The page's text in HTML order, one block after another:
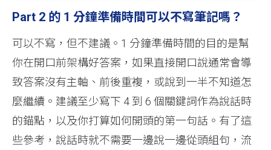
Part 2 的 1 分鐘準備時間可以不寫筆記嗎？
可以不寫，但不建議。1 分鐘準備時間的目的是幫
你在開口前架構好答案，如果直接開口說通常會導
致答案沒有主軸、前後重複，或說到一半不知道怎
麼繼續。建議至少寫下 4 到 6 個關鍵詞作為說話時
的錨點，以及你打算如何開頭的第一句話。有了這
些參考，說話時就不需要一邊說一邊從頭組句，流